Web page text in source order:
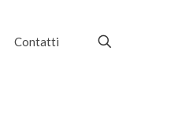
Contatti